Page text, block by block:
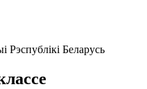
Рэспублікі Беларусь